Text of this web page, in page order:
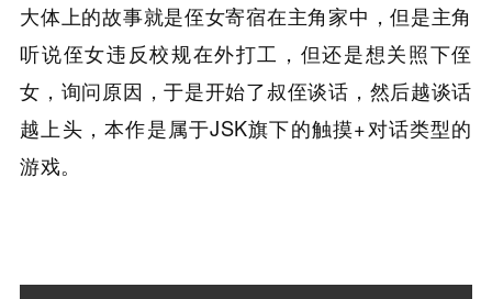
大体上的故事就是侄女寄宿在主角家中，但是主角
听说侄女违反校规在外打工，但还是想关照下侄
女，询问原因，于是开始了叔侄谈话，然后越谈话
越上头，本作是属于JSK旗下的触摸+对话类型的
游戏。